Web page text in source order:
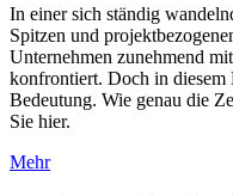
In einer sich ständig
Spitzen und
Unternehmen zunehmend
konfrontiert. Doch in
Bedeutung. Wie genau die
Sie hier.
Mehr